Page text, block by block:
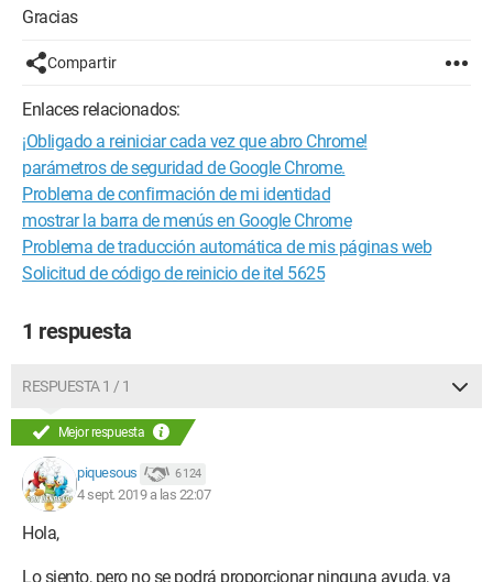
Gracias
Compartir
Enlaces relacionados:
¡Obligado a reiniciar cada vez que abro Chrome!
parámetros de seguridad de Google Chrome.
Problema de confirmación de mi identidad
mostrar la barra de menús en Google Chrome
Problema de traducción automática de mis páginas web
Solicitud de código de reinicio de itel 5625
1 respuesta
RESPUESTA 1 / 1
Mejor respuesta
piquesous 6 124
4 sept. 2019 a las 22:07
Hola,
Lo siento, pero no se podrá proporcionar ninguna ayuda, ya